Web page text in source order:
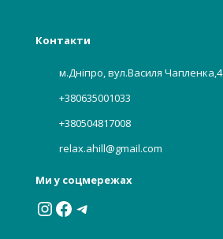
Контакти
м.Дніпро, вул.Василя Чапленка,4
+380635001033
+380504817008
relax.ahill@gmail.com
Ми у соцмережах
Instagram
Facebook
Telegram